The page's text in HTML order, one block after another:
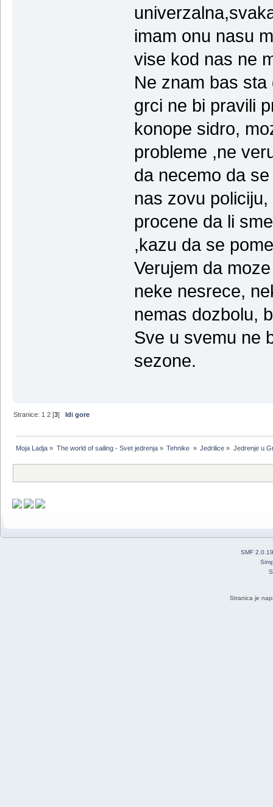
imam onu nasu
vise kod nas ne
Ne znam bas
grci ne bi pravili
konope sidro,
probleme ,ne
da necemo da
nas zovu
procene da li
,kazu da se
Verujem da
neke nesrece,
nemas dozbolu,
Sve u svemu ne
sezone.
Stranice: 1 2 [3]Idi gore
Moja Ladja » The world of sailing - Svet jedrenja» Tehnike » Jedrilice » Jedrenje u
SMF 2.0.19
Stranica je